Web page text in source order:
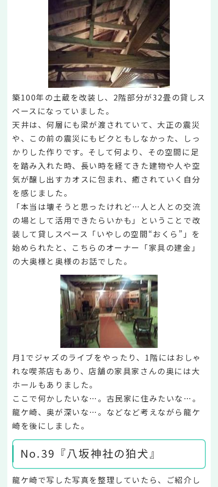
築100年の土蔵を改装し、2階部分が32畳の貸しス
ペースになっていました。
天井は、何層にも梁が渡されていて、大正の震災
や、この前の震災にもビクともしなかった、しっ
かりした作りです。そして何より、その空間に足
を踏み入れた時、長い時を経てきた建物や人や空
気が醸し出すカオスに包まれ、癒されていく自分
を感じました。
「本当は壊そうと思ったけれど…人と人との交流
の場として活用できたらいかも」ということで改
装して貸しスペース「いやしの空間“おくら”」を
始められたと、こちらのオーナー「家具の建金」
の大奥様と奥様のお話でした。
月1でジャズのライブをやったり、1階にはおしゃ
れな喫茶店もあり、店舗の家具家さんの奥には大
ホールもありました。
ここで何かしたいな…。古民家に住みたいな…。
龍ケ崎、奥が深いな…。などなど考えながら龍ケ
崎を後にしました。
No.39『八坂神社の狛犬』
龍ケ崎で写した写真を整理していたら、ご紹介し